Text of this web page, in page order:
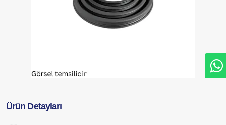
Ürün Detayları